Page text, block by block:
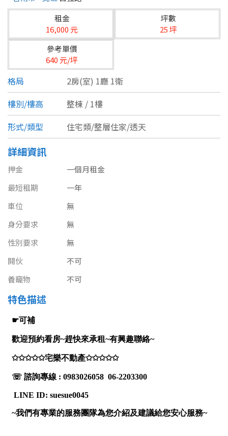
台北市
基隆市
新北市
宜蘭縣
桃園市
新竹市
台中市
彰化縣
南投縣
台南市
高雄市
屏東縣
類型(可複選)
不拘 公寓 電梯大樓
別墅
坪數
60~70 坪 70~80 坪
80坪以上
租金
16,000 元
坪數
25 坪
參考單價
640 元/坪
格局
2房(室) 1廳 1衛
樓別/樓高
整棟 / 1樓
形式/類型
住宅類/整層住家/透天
詳細資訊
押金
一個月租金
最短租期
一年
車位
無
身分要求
無
性別要求
無
開伙
不可
養竉物
不可
特色描述